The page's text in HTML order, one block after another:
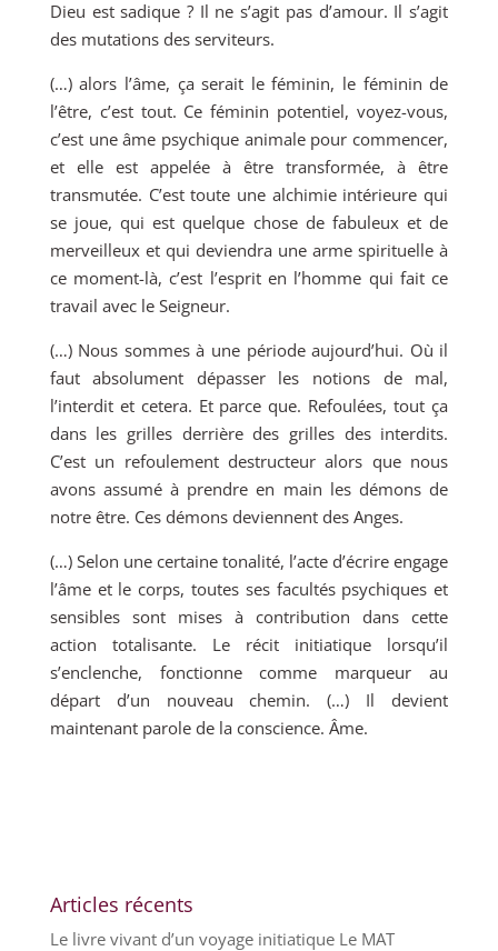
Dieu est sadique ? Il ne s’agit pas d’amour. Il s’agit
des mutations des serviteurs.
(…) alors l’âme, ça serait le féminin, le féminin de
l’être, c’est tout. Ce féminin potentiel, voyez-vous,
c’est une âme psychique animale pour commencer,
et elle est appelée à être transformée, à être
transmutée. C’est toute une alchimie intérieure qui
se joue, qui est quelque chose de fabuleux et de
merveilleux et qui deviendra une arme spirituelle à
ce moment-là, c’est l’esprit en l’homme qui fait ce
travail avec le Seigneur.
(…) Nous sommes à une période aujourd’hui. Où il
faut absolument dépasser les notions de mal,
l’interdit et cetera. Et parce que. Refoulées, tout ça
dans les grilles derrière des grilles des interdits.
C’est un refoulement destructeur alors que nous
avons assumé à prendre en main les démons de
notre être. Ces démons deviennent des Anges.
(…) Selon une certaine tonalité, l’acte d’écrire engage
l’âme et le corps, toutes ses facultés psychiques et
sensibles sont mises à contribution dans cette
action totalisante. Le récit initiatique lorsqu’il
s’enclenche, fonctionne comme marqueur au
départ d’un nouveau chemin. (…) Il devient
maintenant parole de la conscience. Âme.
Articles récents
Le livre vivant d’un voyage initiatique Le MAT